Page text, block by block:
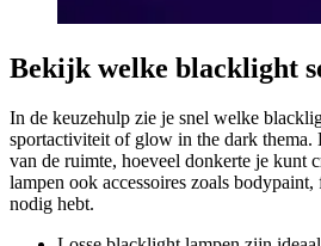
Bekijk welke blacklight
In de keuzehulp zie je snel welke
sportactiviteit of glow in the dark thema.
van de ruimte, hoeveel donkerte je kunt
lampen ook accessoires zoals
nodig hebt.